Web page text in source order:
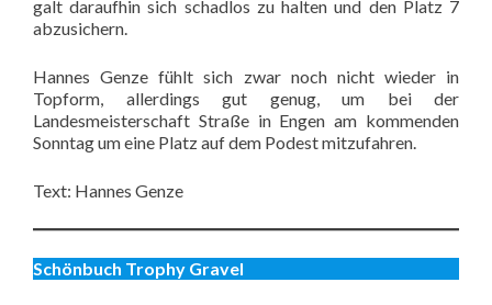
galt daraufhin sich schadlos zu halten und den Platz 7
abzusichern.
Hannes Genze fühlt sich zwar noch nicht wieder in
Topform, allerdings gut genug, um bei der
Landesmeisterschaft Straße in Engen am kommenden
Sonntag um eine Platz auf dem Podest mitzufahren.
Text: Hannes Genze
Schönbuch Trophy Gravel